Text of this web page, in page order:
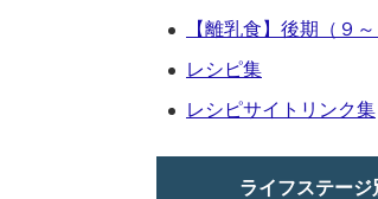
【離乳食】後期（９
レシピ集
レシピサイトリンク集
ライフステージ